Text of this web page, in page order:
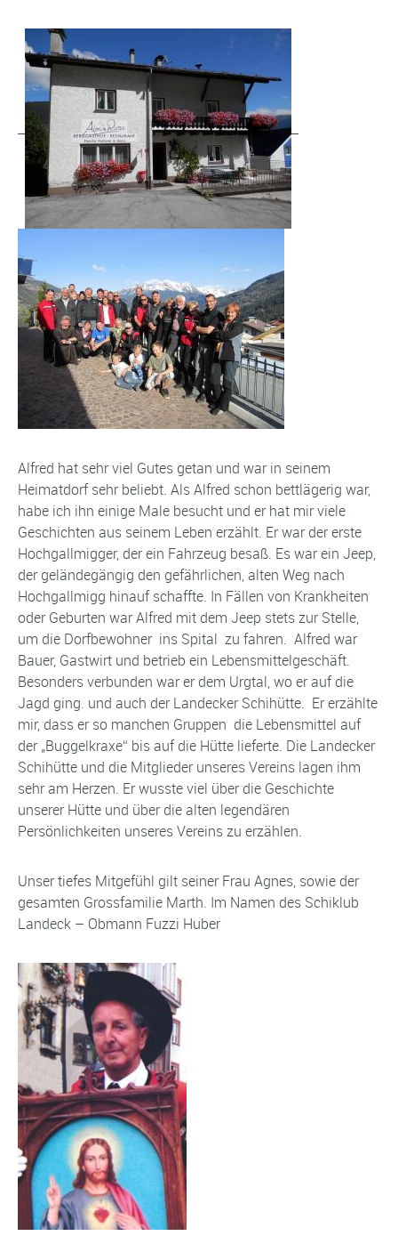
Alfred hat sehr viel Gutes getan und war in seinem
Heimatdorf sehr beliebt. Als Alfred schon bettlägerig war,
habe ich ihn einige Male besucht und er hat mir viele
Geschichten aus seinem Leben erzählt. Er war der erste
Hochgallmigger, der ein Fahrzeug besaß. Es war ein Jeep,
der geländegängig den gefährlichen, alten Weg nach
Hochgallmigg hinauf schaffte. In Fällen von Krankheiten
oder Geburten war Alfred mit dem Jeep stets zur Stelle,
um die Dorfbewohner ins Spital zu fahren. Alfred war
Bauer, Gastwirt und betrieb ein Lebensmittelgeschäft.
Besonders verbunden war er dem Urgtal, wo er auf die
Jagd ging. und auch der Landecker Schihütte. Er erzählte
mir, dass er so manchen Gruppen die Lebensmittel auf
der „Buggelkraxe“ bis auf die Hütte lieferte. Die Landecker
Schihütte und die Mitglieder unseres Vereins lagen ihm
sehr am Herzen. Er wusste viel über die Geschichte
unserer Hütte und über die alten legendären
Persönlichkeiten unseres Vereins zu erzählen.
Unser tiefes Mitgefühl gilt seiner Frau Agnes, sowie der
gesamten Grossfamilie Marth. Im Namen des Schiklub
Landeck – Obmann Fuzzi Huber